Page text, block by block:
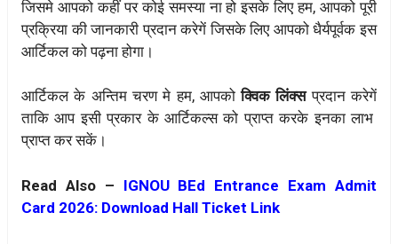
जिसमे आपको कहीं पर कोई समस्या ना हो इसके लिए हम, आपको पूरी
प्रक्रिया की जानकारी प्रदान करेगें जिसके लिए आपको धैर्यपूर्वक इस
आर्टिकल को पढ़ना होगा।
आर्टिकल के अन्तिम चरण मे हम, आपकोक्विक लिंक्सप्रदान करेगें
ताकि आप इसी प्रकार के आर्टिकल्स को प्राप्त करके इनका लाभ
प्राप्त कर सकें।
Read Also – IGNOU BEd Entrance Exam Admit
Card 2026: Download Hall Ticket Link